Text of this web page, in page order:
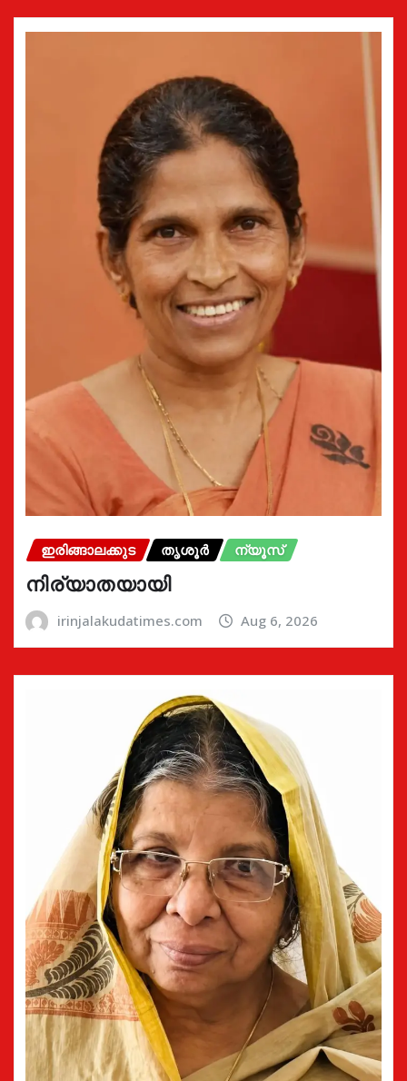
ഇരിങ്ങാലക്കുട തൃശൂർ ന്യൂസ്
നിര്യാതയായി
irinjalakudatimes.com Aug 6, 2026